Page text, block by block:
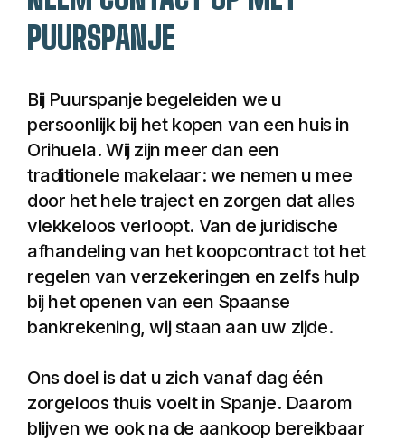
rustige Spaanse
paradijs en kunt u
PUURSPANJE
Bij Puurspanje begeleiden we u
persoonlijk bij het kopen van een huis in
Orihuela. Wij zijn meer dan een
traditionele makelaar: we nemen u mee
door het hele traject en zorgen dat alles
vlekkeloos verloopt. Van de juridische
afhandeling van het koopcontract tot het
regelen van verzekeringen en zelfs hulp
bij het openen van een Spaanse
bankrekening, wij staan aan uw zijde.
Ons doel is dat u zich vanaf dag één
zorgeloos thuis voelt in Spanje. Daarom
blijven we ook na de aankoop bereikbaar